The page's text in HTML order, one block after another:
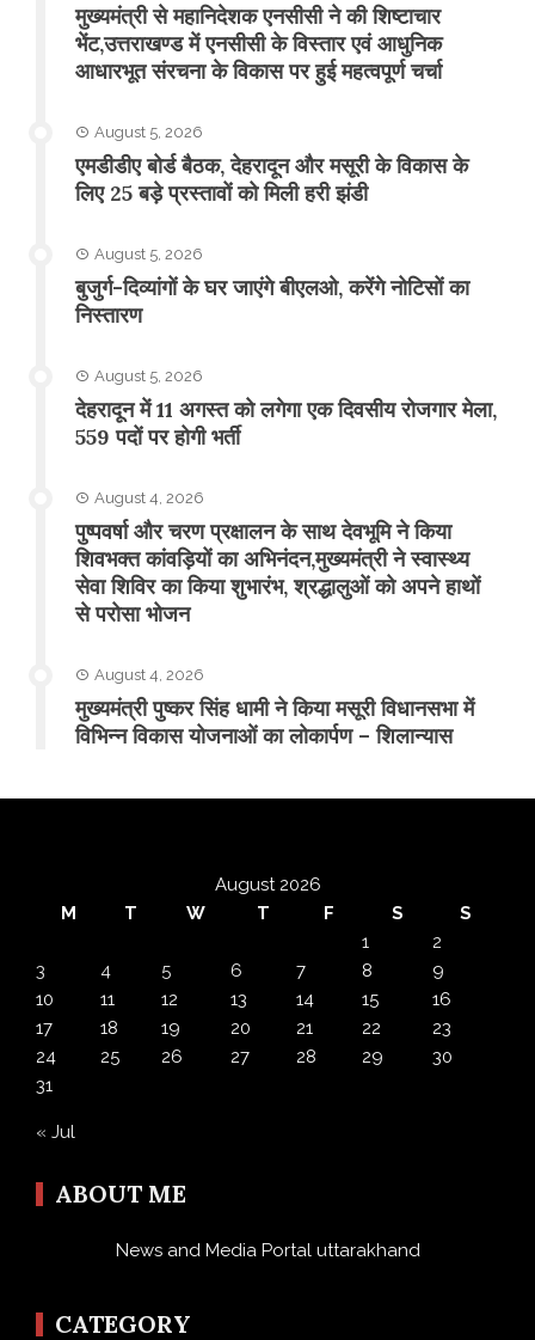
मुख्यमंत्री से महानिदेशक एनसीसी ने की शिष्टाचार
भेंट,उत्तराखण्ड में एनसीसी के विस्तार एवं आधुनिक
आधारभूत संरचना के विकास पर हुई महत्वपूर्ण चर्चा
August 5, 2026
एमडीडीए बोर्ड बैठक, देहरादून और मसूरी के विकास के
लिए 25 बड़े प्रस्तावों को मिली हरी झंडी
August 5, 2026
बुजुर्ग-दिव्यांगों के घर जाएंगे बीएलओ, करेंगे नोटिसों का
निस्तारण
August 5, 2026
​देहरादून में 11 अगस्त को लगेगा एक दिवसीय रोजगार मेला,
559 पदों पर होगी भर्ती
August 4, 2026
पुष्पवर्षा और चरण प्रक्षालन के साथ देवभूमि ने किया
शिवभक्त कांवड़ियों का अभिनंदन,मुख्यमंत्री ने स्वास्थ्य
सेवा शिविर का किया शुभारंभ, श्रद्धालुओं को अपने हाथों
से परोसा भोजन
August 4, 2026
मुख्यमंत्री पुष्कर सिंह धामी ने किया मसूरी विधानसभा में
विभिन्न विकास योजनाओं का लोकार्पण – शिलान्यास
August 2026
M
T W T F S
S
1
2
3
4 5 6 7 8
9
10
11 12 13 14 15
16
17
18 19 20 21 22
23
24
25 26 27 28 29
30
31
« Jul
ABOUT ME
News and Media Portal uttarakhand
CATEGORY